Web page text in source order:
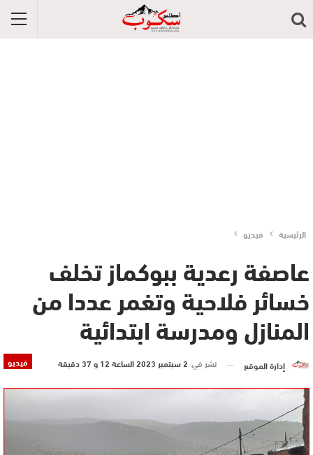
الرئيسية فيديو
عاصفة رعدية ببوكماز تخلف
خسائر فلاحية وتغمر عددا من
المنازل ومدرسة ابتدائية
فيديو إدارة الموقع نشر في 2 سبتمبر 2023 الساعة 12 و 37 دقيقة